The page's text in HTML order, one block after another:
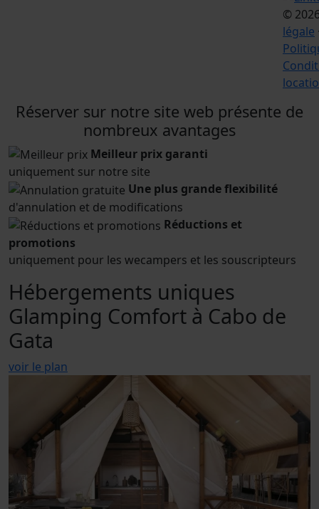
©
légale
Réserver sur notre site web présente de
nombreux avantages
Meilleur prix garanti
uniquement sur notre site
Une plus grande flexibilité
d'annulation et de modifications
Réductions et
promotions
uniquement pour les wecampers et les souscripteurs
Hébergements uniques
Glamping Comfort à Cabo de
Gata
voir le plan